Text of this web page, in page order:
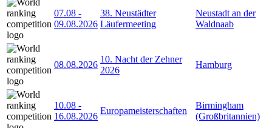
07.08 -
09.08.2026
38. Neustädter
Läufermeeting
Neustadt an der
Waldnaab
08.08.2026
10. Nacht der Zehner
2026
Hamburg
10.08 -
16.08.2026
Europameisterschaften
Birmingham
(Großbritannien)